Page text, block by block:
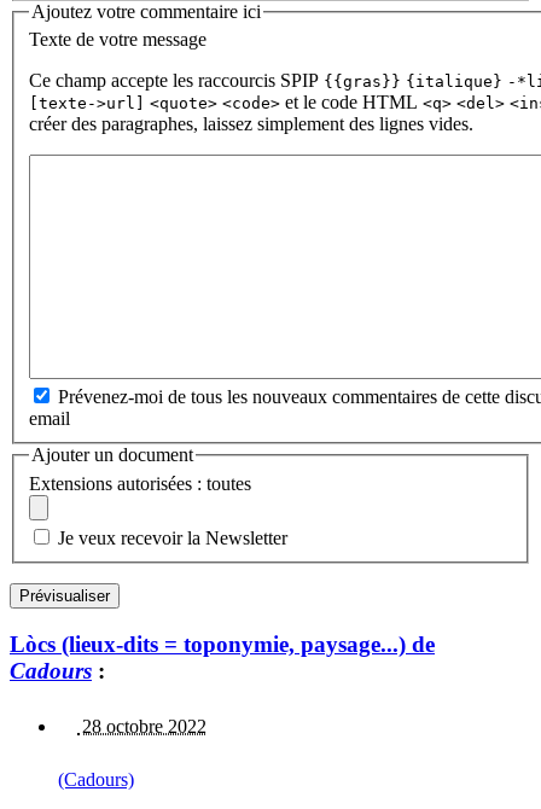
Ajoutez votre commentaire ici
Texte de votre message
Ce champ accepte les raccourcis SPIP {{gras}} {italique} -
[texte->url]
<quote> <code> et le code HTML <q> <del>
créer des paragraphes, laissez simplement des lignes vides.
Prévenez-moi de tous les nouveaux commentaires de cette
email
Ajouter un document
Extensions autorisées : toutes
Je veux recevoir la Newsletter
Lòcs (lieux-dits = toponymie, paysage...) de
Cadours :
28 octobre 2022
(Cadours)